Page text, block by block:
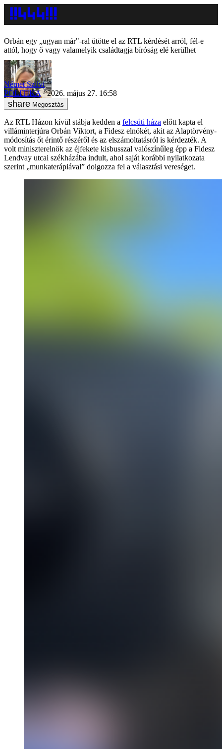
Orbán egy „ugyan már"-ral ütötte el az RTL kérdését arról, fél-e
attól, hogy ő vagy valamelyik családtagja bíróság elé kerülhet
Német Szilvi
POLITIKA
2026. május 27. 16:58
Megosztás
Az RTL Házon kívül stábja kedden a felcsúti háza előtt kapta el
villáminterjúra Orbán Viktort, a Fidesz elnökét, akit az Alaptörvény-
módosítás őt érintő részéről és az elszámoltatásról is kérdezték. A
volt miniszterelnök az éjfekete kisbusszal valószínűleg épp a Fidesz
Lendvay utcai székházába indult, ahol saját korábbi nyilatkozata
szerint „munkaterápiával” dolgozza fel a választási vereséget.